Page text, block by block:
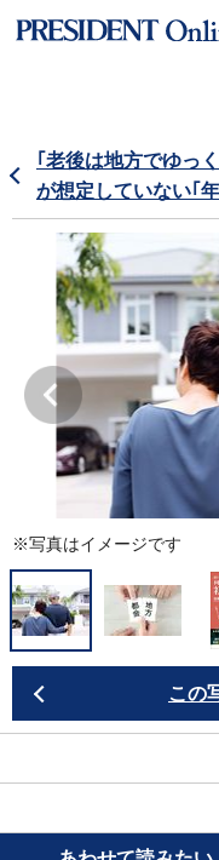
｢老後は地方でゆっ
が想定していない｢
※写真はイメージです
この